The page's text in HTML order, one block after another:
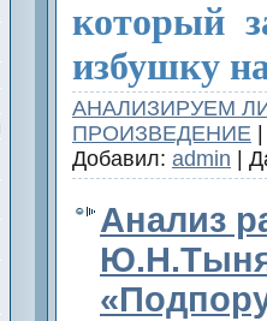
который
избушку
АНАЛИЗИРУЕМ
ПРОИЗВЕДЕНИЕ
Добавил: admin |
Анализ